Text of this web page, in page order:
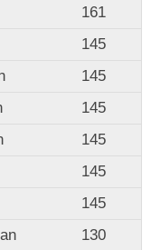
161
145
145
145
145
145
145
130